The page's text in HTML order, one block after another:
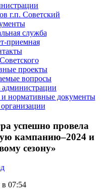
г.п. Советский
служба
приемная
проекты
вопросы
администрации
нормативные документы
успешно провела
кампанию–2024 и
сезону»
в 07:54